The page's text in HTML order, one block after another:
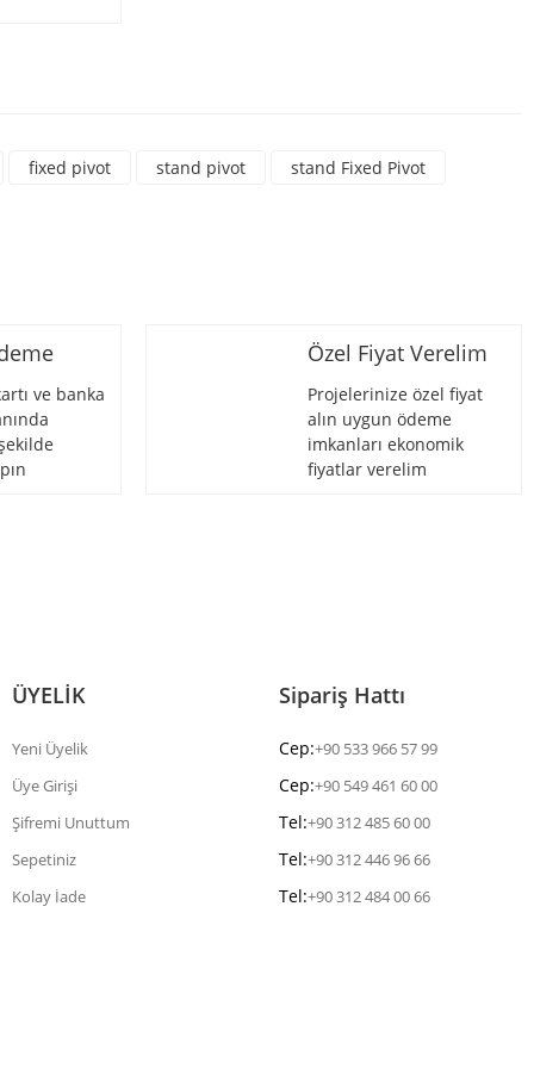
fixed pivot stand pivot
stand Fixed Pivot
ve banka
Özel Fiyat Verelim
Projelerinize özel fiyat
alın uygun ödeme
imkanları ekonomik
fiyatlar verelim
ÜYELİK
Yeni Üyelik
Üye Girişi
Şifremi Unuttum
Sepetiniz
Kolay İade
Sipariş Hattı
Cep:+90 533 966 57 99
Cep:+90 549 461 60 00
Tel:+90 312 485 60 00
Tel:+90 312 446 96 66
Tel:+90 312 484 00 66